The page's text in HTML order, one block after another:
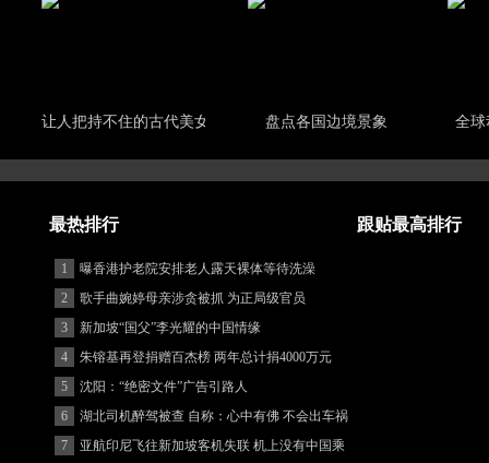
让人把持不住的古代美女 盘点各国边境景象 全球
最热排行 跟贴最高排行
1
曝香港护老院安排老人露天裸体等待洗澡
2
歌手曲婉婷母亲涉贪被抓 为正局级官员
3
新加坡“国父”李光耀的中国情缘
4
朱镕基再登捐赠百杰榜 两年总计捐4000万元
5
沈阳：“绝密文件”广告引路人
6
湖北司机醉驾被查 自称：心中有佛 不会出车祸
(图)
7
亚航印尼飞往新加坡客机失联 机上没有中国乘